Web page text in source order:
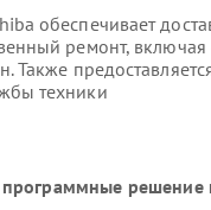
обеспечивает
ремонт,
Также
техники
решение